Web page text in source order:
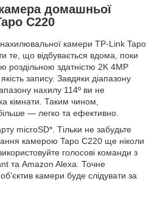
домашньої
C220
камери TP-Link Tapo
те, що відбувається вдома, поки
роздільною здатністю 2K 4MP
запису. Завдяки діапазону
нахилу 114º ви не
кімнати. Таким чином,
— легко та ефективно.
microSD*. Тільки не забудьте
камерою Tapo C220 ще ніколи
голосові команди з
та Amazon Alexa. Точне
камери буде слідувати за